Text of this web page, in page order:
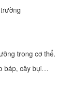
trong cơ thể.
báp, cây bụi…